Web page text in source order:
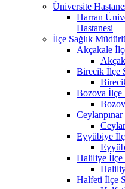
Üniversite
Harran
Hastanesi
İlçe Sağlık
Akçakale
Birecik İlçe
Bozova İlçe
Eyyübiye
Haliliye İlçe
Halfeti İlçe